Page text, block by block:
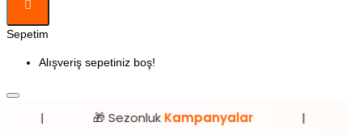
Sepetim
Alışveriş sepetiniz boş!
🎁 Sezonluk Kampanyalar | ⭐ Sadece